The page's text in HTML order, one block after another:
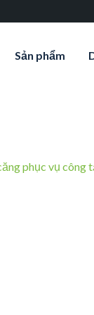
Sản phẩm
phục vụ công